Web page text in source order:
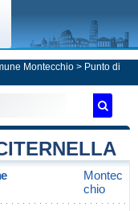
Montecchio > Punto di
Montec
chio